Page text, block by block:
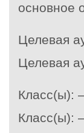
основное
Целевая
Целевая
Класс(ы):
Класс(ы):